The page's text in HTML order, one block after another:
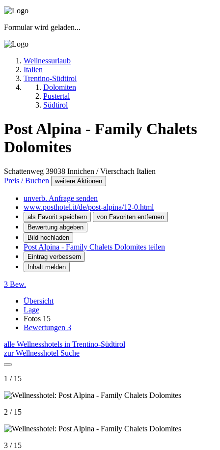
Formular wird geladen...
Wellnessurlaub
Italien
Trentino-Südtirol
Dolomiten
Pustertal
Südtirol
Post Alpina - Family Chalets
Dolomites
Schattenweg 39038 Innichen / Vierschach Italien
Preis / Buchen
weitere Aktionen
unverb. Anfrage senden
www.posthotel.it/de/post-alpina/12-0.html
als Favorit speichern
von Favoriten entfernen
Bewertung abgeben
Bild hochladen
Post Alpina - Family Chalets Dolomites teilen
Eintrag verbessern
Inhalt melden
3 Bew.
Übersicht
Lage
Fotos 15
Bewertungen 3
alle Wellnesshotels in Trentino-Südtirol
zur Wellnesshotel Suche
1 / 15
2 / 15
3 / 15